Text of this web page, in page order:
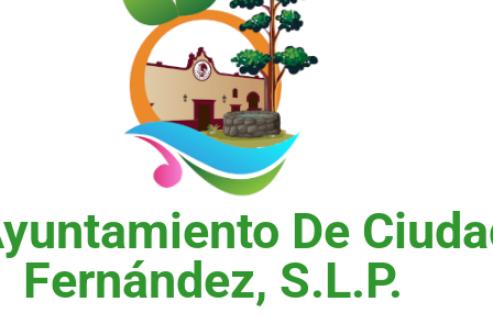
De
Fernández, S.L.P.
¡Tu Seguridad Es Nuestra
Prioridad!